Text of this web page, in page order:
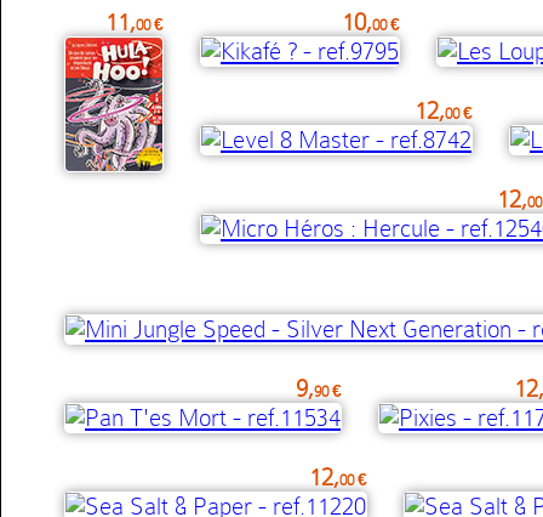
11,00 € 10,00 €
12,00 €
12,
9,90 € 12,
12,00 €